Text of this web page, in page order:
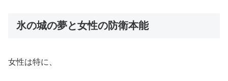
氷の城の夢と女性の防衛本能
女性は特に、